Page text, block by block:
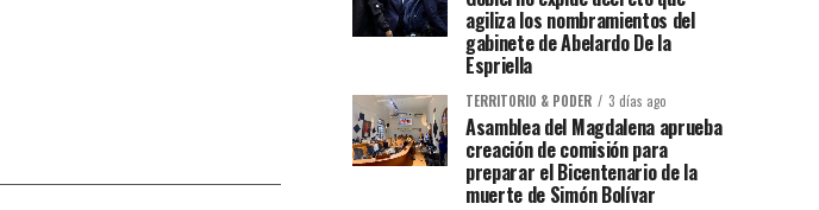
agiliza los nombramientos del
gabinete de Abelardo De la
Espriella
TERRITORIO & PODER 3 días ago
Asamblea del Magdalena aprueba
creación de comisión para
preparar el Bicentenario de la
muerte de Simón Bolívar